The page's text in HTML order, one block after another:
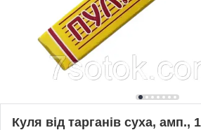
Куля від тарганів суха, амп.,